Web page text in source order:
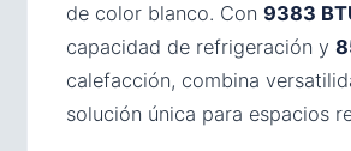
de color blanco. Con 9383
capacidad de refrigeración y
calefacción, combina
solución única para espacios